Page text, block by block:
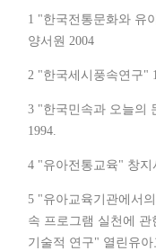
1 "한국전통문화와 유
양서원 2004
2 "한국세시풍속연구"
3 "한국민속과 오늘의
1994.
4 "유아전통교육" 창지
5 "유아교육기관에서
속 프로그램 실천에 관
기술적 연구" 열린유아